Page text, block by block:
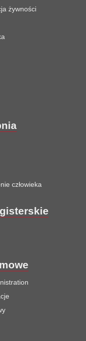
żywności
człowieka